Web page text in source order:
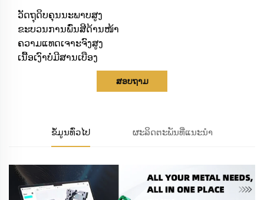
ວັດຖຸດິບຄຸນນະພາບສູງ
ຂະບວນການພົ່ນສີດ້ານໜ້າ
ຄວາມແທດເຈາະຈົງສູງ
ເນື້ອເງົາບໍ່ມີສານເບືອງ
ສອບຖາມ
ຂໍ້ມູນທົ່ວໄປ ຜະລິດຕະພັນທີ່ແນະນຳ